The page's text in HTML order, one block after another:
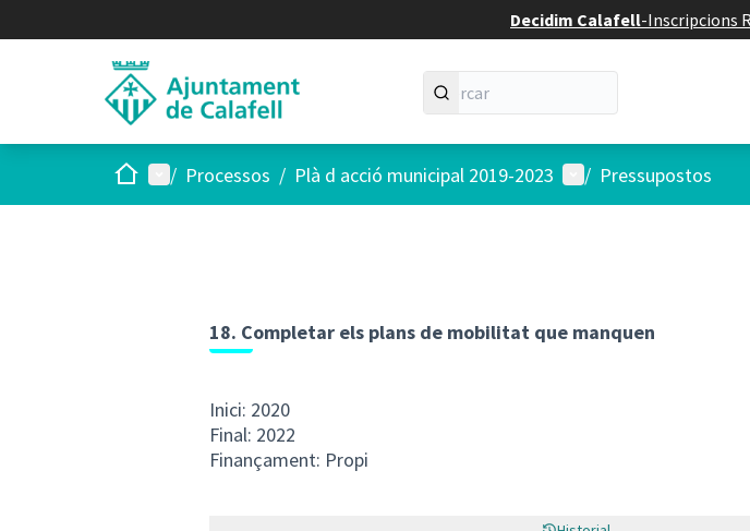
Decidim Calafell-Inscripcions
Inici Menú principal
/ Processos / Plà d acció municipal 2019-2023 Menú d'usuari
/ Pressupostos
18. Completar els plans de mobilitat que manquen
Inici: 2020
Final: 2022
Finançament: Propi